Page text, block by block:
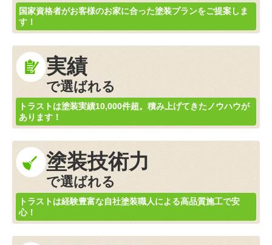
国家資格者がお客様のお家に合った塗装プランをご提案しま
す！
実績
で選ばれる
トラストは塗装実績10,000件超。積み上げてきたノウハウが
あります！
塗装技術力
で選ばれる
トラストは経験豊富な自社塗装職人による高品質施工で安
心！